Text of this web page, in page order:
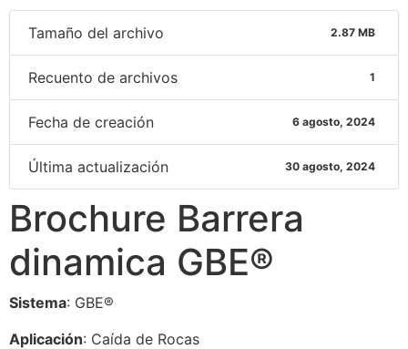
Tamaño del archivo 2.87 MB
Recuento de archivos 1
Fecha de creación 6 agosto, 2024
Última actualización 30 agosto, 2024
Brochure Barrera
dinamica GBE®
Sistema: GBE®
Aplicación: Caída de Rocas